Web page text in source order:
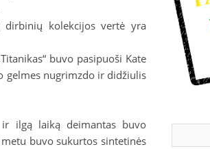
dirbinių kolekcijos vertė yra
buvo pasipuoši Kate
gelmes nugrimzdo ir didžiulis
ir ilgą laiką deimantas buvo
buvo sukurtos sintetinės